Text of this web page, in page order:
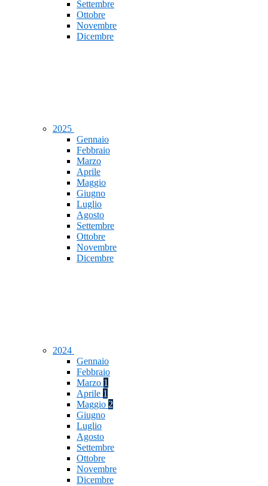
Settembre
Ottobre
Novembre
Dicembre
2025
Gennaio
Febbraio
Marzo
Aprile
Maggio
Giugno
Luglio
Agosto
Settembre
Ottobre
Novembre
Dicembre
2024
Gennaio
Febbraio
Marzo 1
Aprile 1
Maggio 2
Giugno
Luglio
Agosto
Settembre
Ottobre
Novembre
Dicembre